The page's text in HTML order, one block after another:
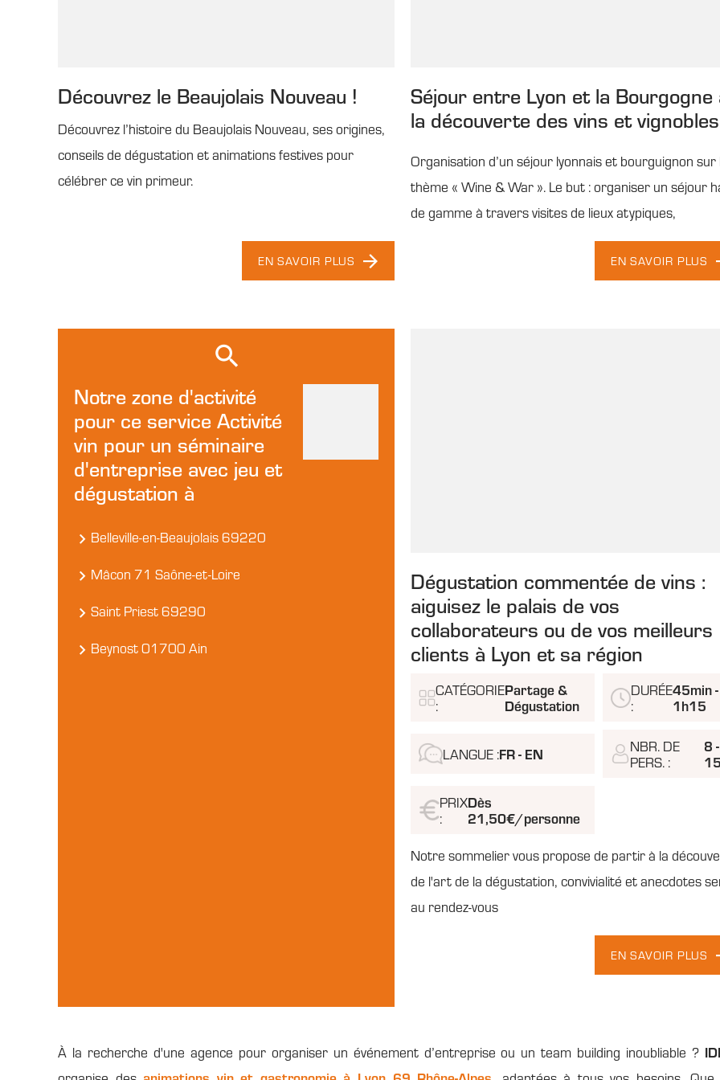
Découvrez le Beaujolais Nouveau !
Découvrez l’histoire du Beaujolais Nouveau, ses origines,
conseils de dégustation et animations festives pour
célébrer ce vin primeur.
EN SAVOIR PLUS
Séjour entre Lyon et la Bourgogne
la découverte des vins et vignobles
Organisation d’un séjour lyonnais et bourguignon sur
thème « Wine & War ». Le but : organiser un séjour
de gamme à travers visites de lieux atypiques,
EN SAVOIR PLUS
Notre zone d'activité
pour ce service Activité
vin pour un séminaire
d'entreprise avec jeu et
dégustation à
Belleville-en-Beaujolais 69220
Mâcon 71 Saône-et-Loire
Saint Priest 69290
Beynost 01700 Ain
Dégustation commentée de vins :
aiguisez le palais de vos
collaborateurs ou de vos meilleurs
clients à Lyon et sa région
CATÉGORIE
:
Partage &
Dégustation
DURÉE
:
45min -
1h15
LANGUE :FR - EN
NBR. DE
PERS. :
8 -
PRIX
:
Dès
21,50€/personne
Notre sommelier vous propose de partir à la
de l'art de la dégustation, convivialité et anecdotes
au rendez-vous
EN SAVOIR PLUS
À la recherche d'une agence pour organiser un événement d’entreprise ou un team building inoubliable ?